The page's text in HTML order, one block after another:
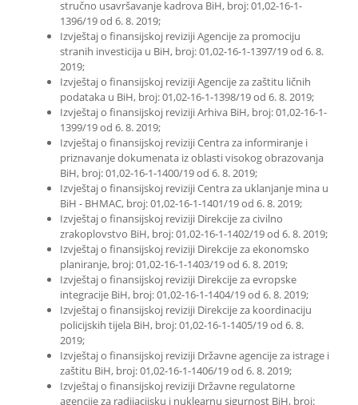
stručno usavršavanje kadrova BiH, broj: 01,02-16-1-
1396/19 od 6. 8. 2019;
Izvještaj o finansijskoj reviziji Agencije za promociju
stranih investicija u BiH, broj: 01,02-16-1-1397/19 od 6. 8.
2019;
Izvještaj o finansijskoj reviziji Agencije za zaštitu ličnih
podataka u BiH, broj: 01,02-16-1-1398/19 od 6. 8. 2019;
Izvještaj o finansijskoj reviziji Arhiva BiH, broj: 01,02-16-1-
1399/19 od 6. 8. 2019;
Izvještaj o finansijskoj reviziji Centra za informiranje i
priznavanje dokumenata iz oblasti visokog obrazovanja
BiH, broj: 01,02-16-1-1400/19 od 6. 8. 2019;
Izvještaj o finansijskoj reviziji Centra za uklanjanje mina u
BiH - BHMAC, broj: 01,02-16-1-1401/19 od 6. 8. 2019;
Izvještaj o finansijskoj reviziji Direkcije za civilno
zrakoplovstvo BiH, broj: 01,02-16-1-1402/19 od 6. 8. 2019;
Izvještaj o finansijskoj reviziji Direkcije za ekonomsko
planiranje, broj: 01,02-16-1-1403/19 od 6. 8. 2019;
Izvještaj o finansijskoj reviziji Direkcije za evropske
integracije BiH, broj: 01,02-16-1-1404/19 od 6. 8. 2019;
Izvještaj o finansijskoj reviziji Direkcije za koordinaciju
policijskih tijela BiH, broj: 01,02-16-1-1405/19 od 6. 8.
2019;
Izvještaj o finansijskoj reviziji Državne agencije za istrage i
zaštitu BiH, broj: 01,02-16-1-1406/19 od 6. 8. 2019;
Izvještaj o finansijskoj reviziji Državne regulatorne
agencije za radijacijsku i nuklearnu sigurnost BiH, broj: